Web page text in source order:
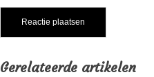
Gerelateerde artikelen